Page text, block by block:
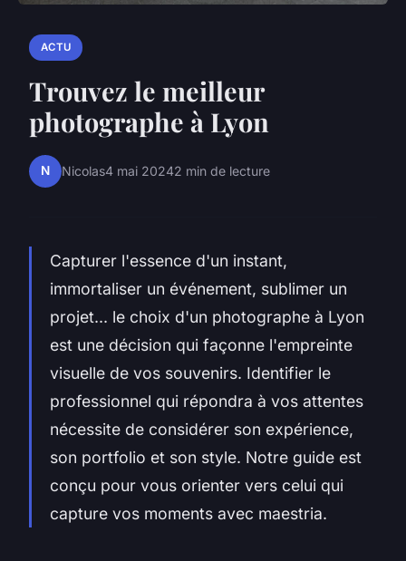
ACTU
Trouvez le meilleur
photographe à Lyon
N Nicolas4 mai 20242 min de lecture
Capturer l'essence d'un instant,
immortaliser un événement, sublimer un
projet... le choix d'un photographe à Lyon
est une décision qui façonne l'empreinte
visuelle de vos souvenirs. Identifier le
professionnel qui répondra à vos attentes
nécessite de considérer son expérience,
son portfolio et son style. Notre guide est
conçu pour vous orienter vers celui qui
capture vos moments avec maestria.